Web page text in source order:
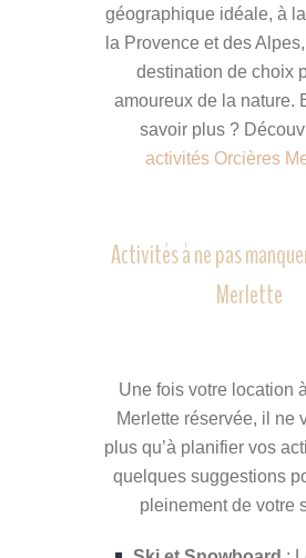
géographique idéale, à
la Provence et des
destination de choix
amoureux de la nature.
savoir plus ?
activités Orcières
Activités à ne pas
Merlette
Une fois votre location
Merlette réservée, il ne
plus qu’à planifier vos
quelques suggestions
pleinement de votre